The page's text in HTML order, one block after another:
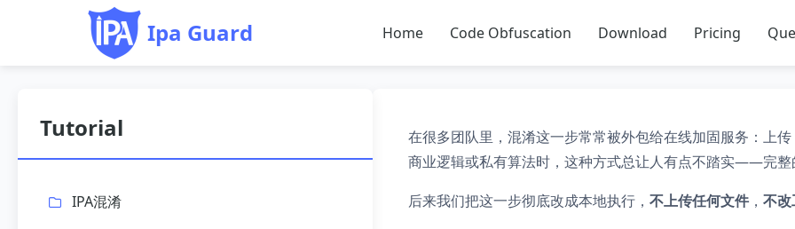
Ipa Guard Home Code Obfuscation Download Pricing
Tutorial
IPA混淆
在很多团队里，混淆这一步常常被外包给在线加固服务：上
商业逻辑或私有算法时，这种方式总让人有点不踏实——完整
后来我们把这一步彻底改成本地执行， 不上传任何文件 ， 不